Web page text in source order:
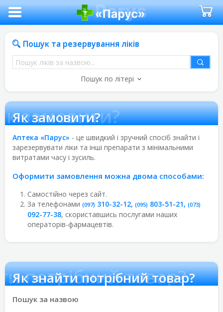
Пошук та резервування ліків
Пошук
ліків
назвою
Пошук по літері
замовити?
Як замовити?
Аптека «Парус» - це швидкий і зручний спосіб знайти і
зарезервувати ліки та інші препарати з мінімальними
витратами часу і зусиль.
Оформити замовлення можна двома способами:
Самостійно через сайт.
За телефонами (097) 310-32-12, (095) 803-51-21, (073)
092-77-38, скориставшись послугами наших
операторів-фармацевтів.
потрібний товар?
Як знайти потрібний товар?
Пошук за назвою